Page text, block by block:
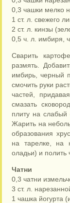
0,3 чашки мелко
1 ст. л. свежего
2 ст. л. кинзы
0,5 ч. л. имбиря,
Сварить
размять.
имбирь, черный
смочить руки
частей,
смазать
плиту на слабый
Жарить на
образования
на тарелке, на
оладьи) и полить
Чатни
0,3 чатни
3 ст. л.
1 чашка йогурта